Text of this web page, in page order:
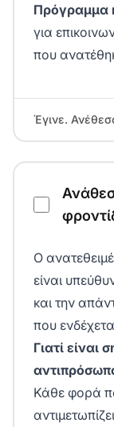
Πρόγραμμα
για
που
Έγινε.
Ο
είναι
και την
που
Γιατί είναι
Κάθε φορά